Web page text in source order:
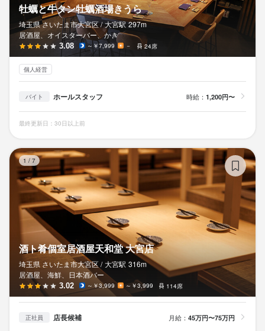
牡蠣と牛タン牡蠣酒場きうら
埼玉県 さいたま市大宮区 / 大宮駅 297m
居酒屋、オイスターバー、かき
3.08 ～￥7,999 － 24席
個人経営
バイト ホールスタッフ 時給： 1,200円〜
最終更新日：30日以上前
1 / 7
酒ト肴個室居酒屋天和堂 大宮店
埼玉県 さいたま市大宮区 / 大宮駅 316m
居酒屋、海鮮、日本酒バー
3.02 ～￥3,999 ～￥3,999 114席
正社員 店長候補 月給： 45万円〜75万円
◆とにかく暖かい職場です！
「玄品ふぐ」は従業員、全員が笑顔で楽しく
働けるように心がけています！
スタッフから人気の「美味しいまかない」もみんなと食べれば更
に美味しい！
嘘だと思うなら、確かめて見てください！笑
お客様も、従業員にも笑顔を与えたいと思ってます！♪
店名
玄品 大宮 ふぐ・うなぎ・かに料理
埼玉県さいたま市大宮区桜木町2丁目158-2 スプリングアートビル
2F
法人名・事業者名